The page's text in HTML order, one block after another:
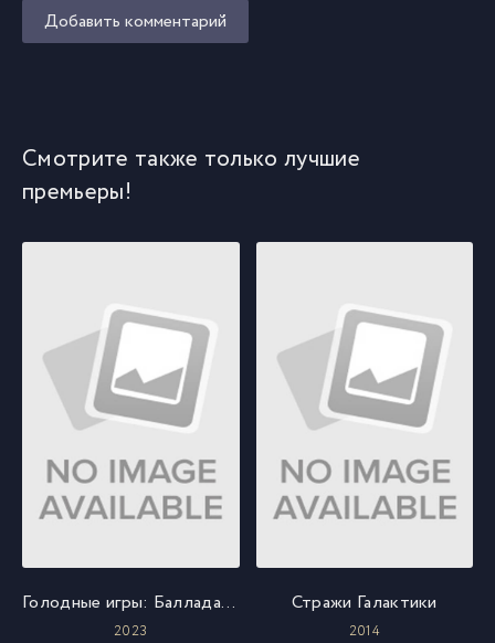
Добавить комментарий
Смотрите также только лучшие
премьеры!
Голодные игры: Баллада о змеях и певчих птицах
2023
Стражи Галактики
2014